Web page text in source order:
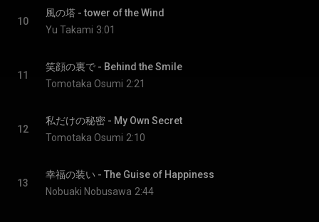
10
風の塔 - tower of the Wind
Yu Takami 3:01
11
笑顔の裏で - Behind the Smile
Tomotaka Osumi 2:21
12
私だけの秘密 - My Own Secret
Tomotaka Osumi 2:10
13
幸福の装い - The Guise of Happiness
Nobuaki Nobusawa 2:44